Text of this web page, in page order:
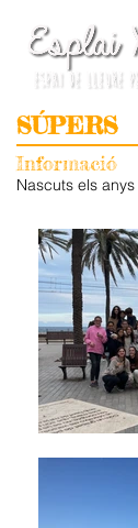
SÚPERS
Informació
Nascuts els anys